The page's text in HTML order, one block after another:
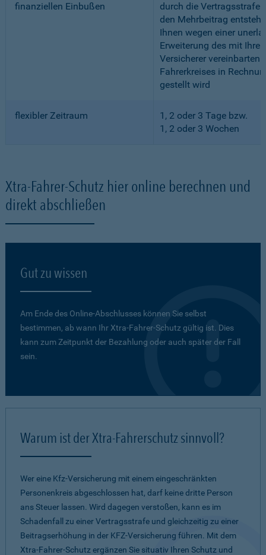
finanziellen Einbußen
durch die Vertragsstrafe
den Mehrbeitrag
Ihnen wegen einer
Erweiterung des mit
Versicherer vereinbarten
Fahrerkreises in
gestellt wird
flexibler Zeitraum
1, 2 oder 3 Tage bzw.
1, 2 oder 3 Wochen
Xtra-Fahrer-Schutz hier online berechnen und
direkt abschließen
Gut zu wissen
Am Ende des Online-Abschlusses können Sie selbst
bestimmen, ab wann Ihr Xtra-Fahrer-Schutz gültig ist. Dies
kann zum Zeitpunkt der Bezahlung oder auch später der Fall
sein.
Warum ist der Xtra-Fahrerschutz sinnvoll?
Wer eine Kfz-Versicherung mit einem eingeschränkten
Personenkreis abgeschlossen hat, darf keine dritte Person
ans Steuer lassen. Wird dagegen verstoßen, kann es im
Schadenfall zu einer Vertragsstrafe und gleichzeitig zu einer
Beitragserhöhung in der KFZ-Versicherung führen. Mit dem
Xtra-Fahrer-Schutz ergänzen Sie situativ Ihren Schutz und